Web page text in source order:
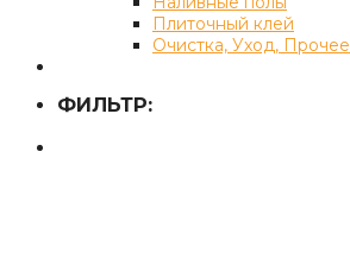
Плиточный клей
Очистка, Уход, Прочее
ФИЛЬТР: